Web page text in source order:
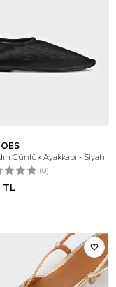
Günlük Ayakkabı - Siyah
(0)
TL